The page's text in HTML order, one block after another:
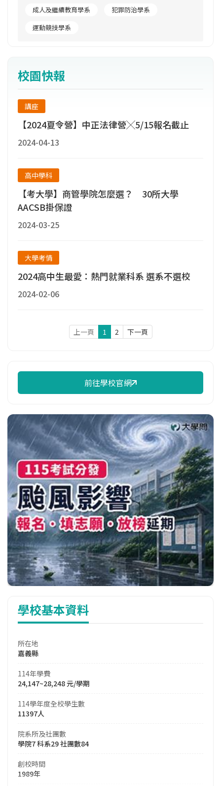
成功大學及國立中興大學組成的台灣T3大學聯
盟，成為台灣T4大學聯盟，亦稱為台灣綜合大
課與互相承認學分、共同成立研究中心等資源
共享方式，使各校彼此合作與良性競爭，帶動
學術、校務與研究之發展。
成人及繼續教育學系
犯罪防治學系
運動競技學系
校園快報
講座
【2024夏令營】中正法律營╳5/15報名截止
2024-04-13
高中學科
【考大學】商管學院怎麼選？ 30所大學
AACSB掛保證
2024-03-25
大學考情
2024高中生最愛：熱門就業科系 選系不選校
2024-02-06
上一頁 1 2 下一頁
前往學校官網
學校基本資料
所在地
嘉義縣
114年學費
24,147~28,248 元/學期
114學年度全校學生數
11397人
院系所及社團數
學院7 科系29 社團數84
創校時間
1989年